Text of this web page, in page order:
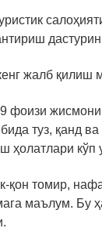
жалб қилиш
фоизи
туз, қанд
ҳолатлари кўп
томир,
маълум. Бу